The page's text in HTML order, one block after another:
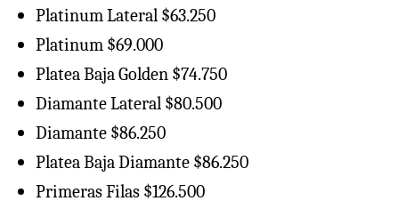
Platinum Lateral $63.250
Platinum $69.000
Platea Baja Golden $74.750
Diamante Lateral $80.500
Diamante $86.250
Platea Baja Diamante $86.250
Primeras Filas $126.500